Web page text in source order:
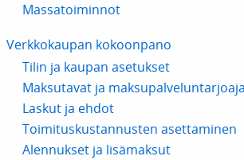
Massatoiminnot
Verkkokaupan kokoonpano
Tilin ja kaupan asetukset
Maksutavat ja
Laskut ja ehdot
Toimituskustannusten asettaminen
Alennukset ja lisämaksut